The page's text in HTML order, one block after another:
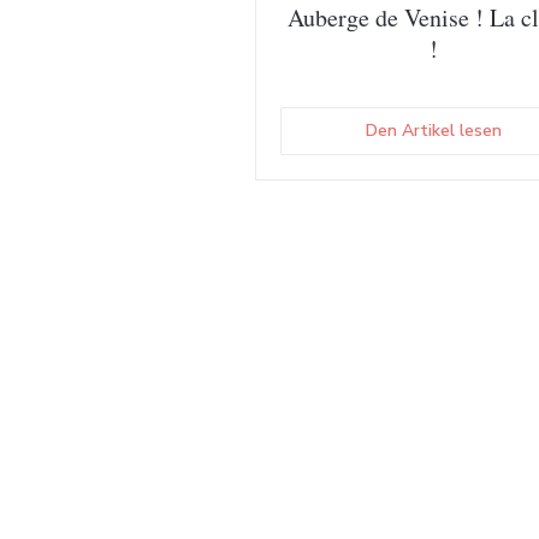
Auberge de Venise ! La
!
Den Artikel lesen